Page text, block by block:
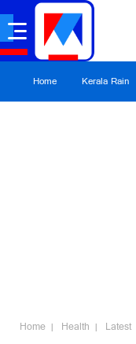
Home Kerala Rain
Home Health Latest